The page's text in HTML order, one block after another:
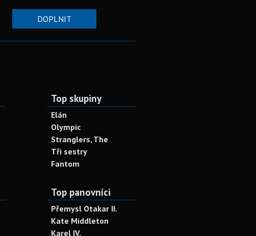
DOPLNIT
Top skupiny
Elán
Olympic
Stranglers, The
Tři sestry
Fantom
Top panovníci
Přemysl Otakar II.
Kate Middleton
Karel IV.